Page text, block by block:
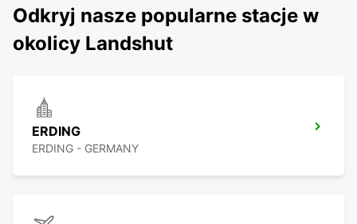
Odkryj nasze popularne stacje w
okolicy Landshut
ERDING
ERDING - GERMANY